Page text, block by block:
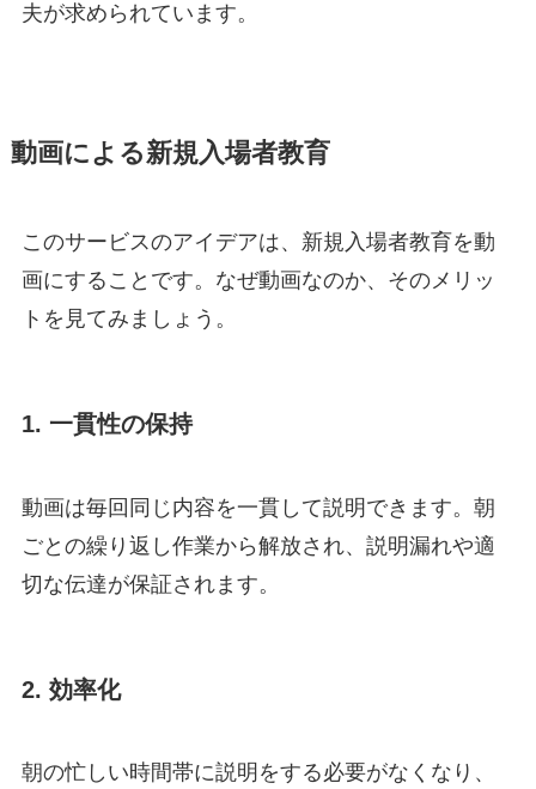
夫が求められています。
動画による新規入場者教育
このサービスのアイデアは、新規入場者教育を動
画にすることです。なぜ動画なのか、そのメリッ
トを見てみましょう。
1. 一貫性の保持
動画は毎回同じ内容を一貫して説明できます。朝
ごとの繰り返し作業から解放され、説明漏れや適
切な伝達が保証されます。
2. 効率化
朝の忙しい時間帯に説明をする必要がなくなり、